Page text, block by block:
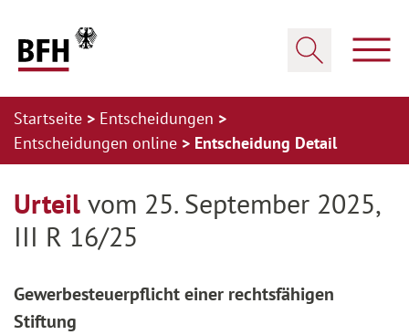
Startseite
Entscheidungen
Entscheidungen online
Entscheidung Detail
Urteil vom 25. September 2025,
III R 16/25
Gewerbesteuerpflicht einer rechtsfähigen
Stiftung